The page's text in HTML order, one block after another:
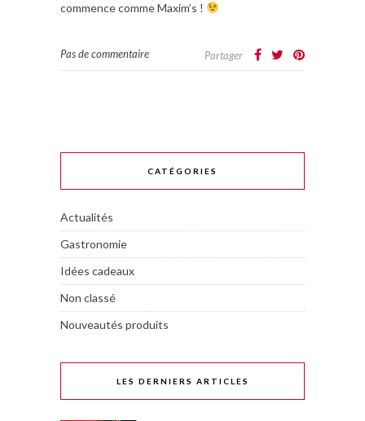
commence comme Maxim’s !
Pas de commentaire Partager
CATÉGORIES
Actualités
Gastronomie
Idées cadeaux
Non classé
Nouveautés produits
LES DERNIERS ARTICLES